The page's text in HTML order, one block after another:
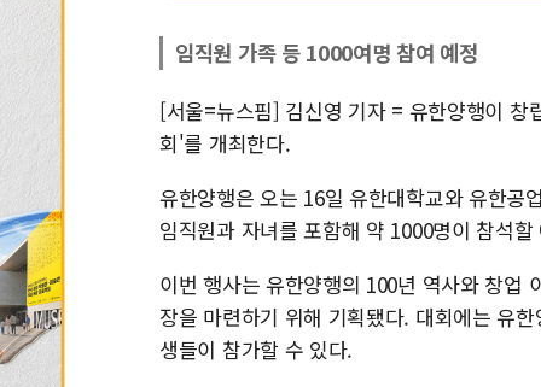
임직원 가족 등 1000여명 참여 예정
[서울=뉴스핌] 김신영 기자 = 유한양행이 창
회'를 개최한다.
유한양행은 오는 16일 유한대학교와 유한공
임직원과 자녀를 포함해 약 1000명이 참석
이번 행사는 유한양행의 100년 역사와 창업
장을 마련하기 위해 기획됐다. 대회에는 유
생들이 참가할 수 있다.